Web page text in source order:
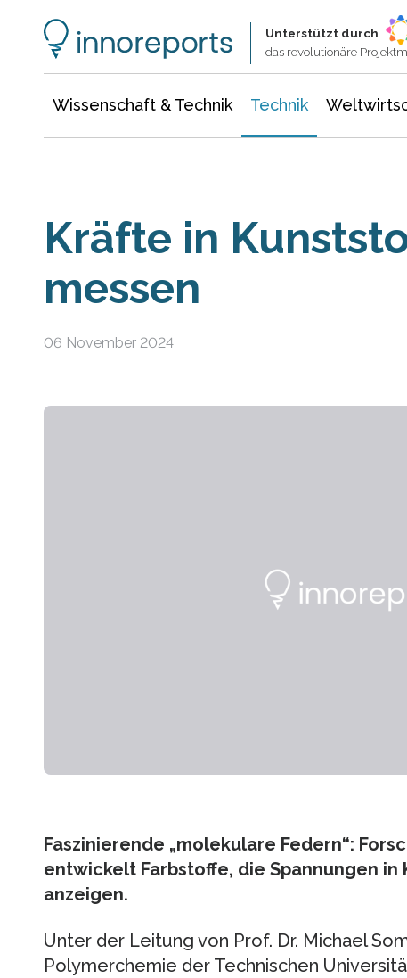
Unterstützt durch
das revolutionäre
Wissenschaft & Technik Technik
Kräfte in
messen
06 November 2024
Faszinierende „molekulare Federn“:
entwickelt Farbstoffe, die Spannungen
anzeigen.
Unter der Leitung von Prof. Dr. Michael
Polymerchemie der Technischen